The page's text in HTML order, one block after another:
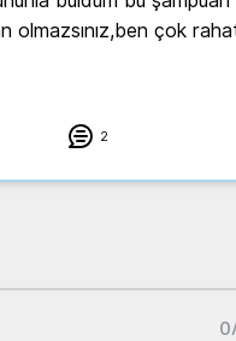
olmazsınız,ben çok
2
0